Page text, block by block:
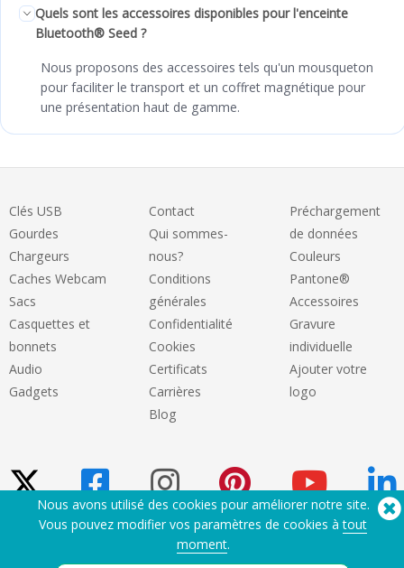
Quels sont les accessoires disponibles pour l'enceinte
Bluetooth® Seed ?
Nous proposons des accessoires tels qu'un mousqueton
pour faciliter le transport et un coffret magnétique pour
une présentation haut de gamme.
Clés USB
Gourdes
Chargeurs
Caches Webcam
Sacs
Casquettes et
bonnets
Audio
Gadgets
Contact
Qui sommes-
nous?
Conditions
générales
Confidentialité
Cookies
Certificats
Carrières
Blog
Préchargement
de données
Couleurs
Pantone®
Accessoires
Gravure
individuelle
Ajouter votre
logo
Besoin d'aide? Tel :
Copyright © 2026 Flashbay
Nous avons utilisé des cookies pour améliorer notre site.
Vous pouvez modifier vos paramètres de cookies àtout
moment.